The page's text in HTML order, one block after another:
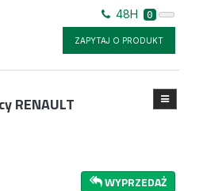
48H 0
ZAPYTAJ O PRODUKT
RENAULT
WYPRZEDAŻ